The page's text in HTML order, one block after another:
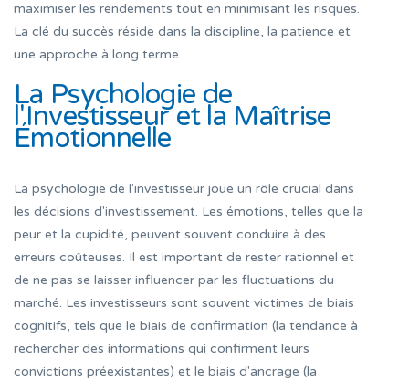
maximiser les rendements tout en minimisant les risques.
La clé du succès réside dans la discipline, la patience et
une approche à long terme.
La Psychologie de
l'Investisseur et la Maîtrise
Émotionnelle
La psychologie de l'investisseur joue un rôle crucial dans
les décisions d'investissement. Les émotions, telles que la
peur et la cupidité, peuvent souvent conduire à des
erreurs coûteuses. Il est important de rester rationnel et
de ne pas se laisser influencer par les fluctuations du
marché. Les investisseurs sont souvent victimes de biais
cognitifs, tels que le biais de confirmation (la tendance à
rechercher des informations qui confirment leurs
convictions préexistantes) et le biais d'ancrage (la